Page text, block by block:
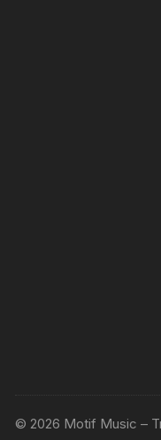
© 2026 Motif Music –